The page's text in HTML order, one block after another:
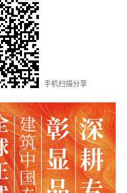
手机扫描分享